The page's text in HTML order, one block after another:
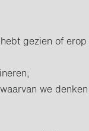
gezien of erop
we